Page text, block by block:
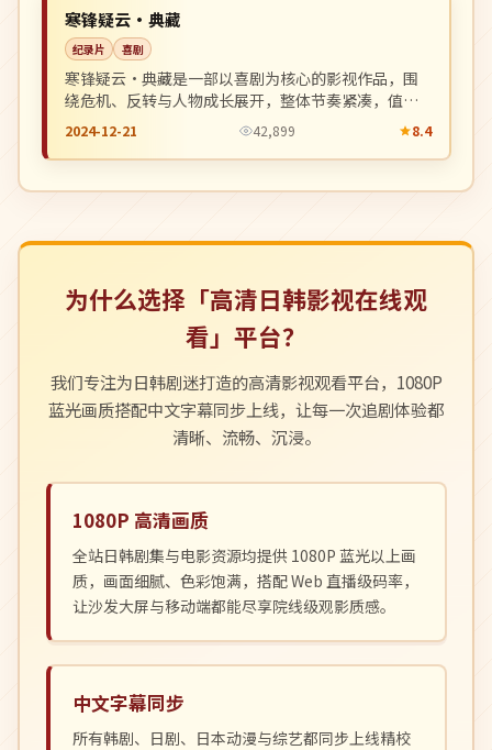
中国
寒锋疑云·典藏
纪录片 喜剧
寒锋疑云·典藏是一部以喜剧为核心的影视作品，围
绕危机、反转与人物成长展开，整体节奏紧凑，值得
推荐观看。
2024-12-21 42,899 8.4
为什么选择「高清日韩影视在线观
看」平台？
我们专注为日韩剧迷打造的高清影视观看平台，1080P
蓝光画质搭配中文字幕同步上线，让每一次追剧体验都
清晰、流畅、沉浸。
1080P 高清画质
全站日韩剧集与电影资源均提供 1080P 蓝光以上画
质，画面细腻、色彩饱满，搭配 Web 直播级码率，
让沙发大屏与移动端都能尽享院线级观影质感。
中文字幕同步
所有韩剧、日剧、日本动漫与综艺都同步上线精校